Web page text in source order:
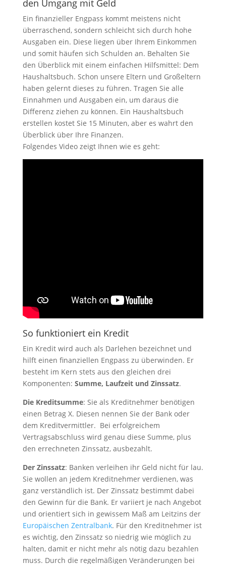
den Umgang mit Geld
Ein finanzieller Engpass kommt meistens nicht
überraschend, sondern schleicht sich durch hohe
Ausgaben ein. Diese liegen über Ihrem Einkommen
und somit häufen sich Schulden an. Behalten Sie
den Überblick mit einem einfachen Hilfsmittel: Dem
Haushaltsbuch. Schon unsere Eltern und Großeltern
haben gelernt dieses zu führen. Tragen Sie alle
Einnahmen und Ausgaben ein, um daraus die
Differenz ziehen zu können. Ein Haushaltsbuch
erstellen kostet Sie 15 Minuten, aber es wahrt den
Überblick über Ihre Finanzen.
Folgendes Video zeigt Ihnen wie es geht:
So funktioniert ein Kredit
Ein Kredit wird auch als Darlehen bezeichnet und
hilft einen finanziellen Engpass zu überwinden. Er
besteht im Kern stets aus den gleichen drei
Komponenten: Summe, Laufzeit und Zinssatz.
Die Kreditsumme: Sie als Kreditnehmer benötigen
einen Betrag X. Diesen nennen Sie der Bank oder
dem Kreditvermittler. Bei erfolgreichem
Vertragsabschluss wird genau diese Summe, plus
den errechneten Zinssatz, ausbezahlt.
Der Zinssatz: Banken verleihen ihr Geld nicht für lau.
Sie wollen an jedem Kreditnehmer verdienen, was
ganz verständlich ist. Der Zinssatz bestimmt dabei
den Gewinn für die Bank. Er variiert je nach Angebot
und orientiert sich in gewissem Maß am Leitzins der
Europäischen Zentralbank. Für den Kreditnehmer ist
es wichtig, den Zinssatz so niedrig wie möglich zu
halten, damit er nicht mehr als nötig dazu bezahlen
muss. Durch die regelmäßigen Veränderungen bei